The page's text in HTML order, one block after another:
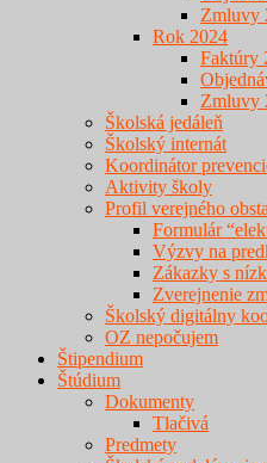
Zmluvy
Rok 2024
Faktúry
Zmluvy
Školská jedáleň
Školský internát
Koordinátor
Aktivity školy
Profil verejného
Formulár
Výzvy na
Zákazky s
Zverejnenie
Školský digitálny
OZ nepočujem
Štipendium
Štúdium
Dokumenty
Tlačivá
Predmety